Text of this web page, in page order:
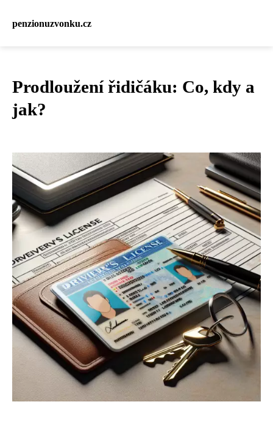
penzionuzvonku.cz
Prodloužení řidičáku: Co, kdy a
jak?